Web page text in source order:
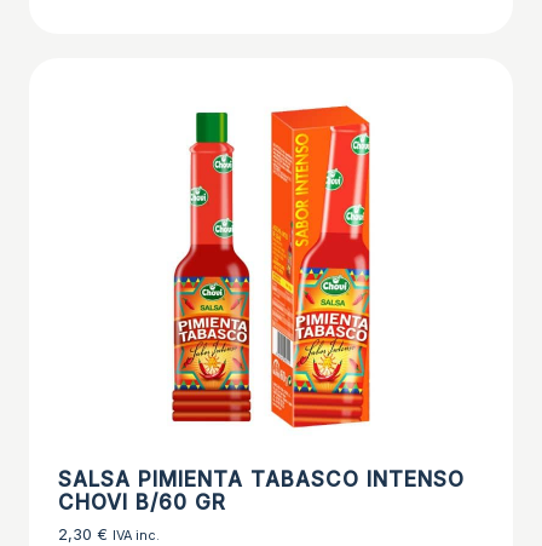
SALSA PIMIENTA TABASCO INTENSO
CHOVI B/60 GR
2,30 € IVA inc.